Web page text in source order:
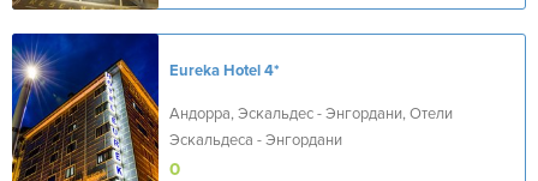
Eureka Hotel4*
Андорра, Эскальдес - Энгордани, Отели
Эскальдеса - Энгордани
0